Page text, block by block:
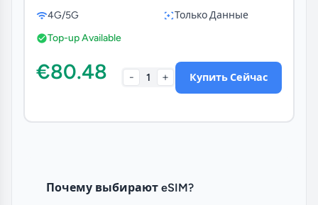
4G/5G
Только Данные
Top-up Available
€80.48 - 1 + Купить Сейчас
Почему выбирают eSIM?